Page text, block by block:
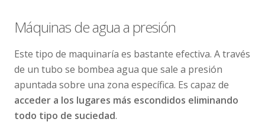
Máquinas de agua a presión
Este tipo de maquinaría es bastante efectiva. A través
de un tubo se bombea agua que sale a presión
apuntada sobre una zona específica. Es capaz de
acceder a los lugares más escondidos eliminando
todo tipo de suciedad.